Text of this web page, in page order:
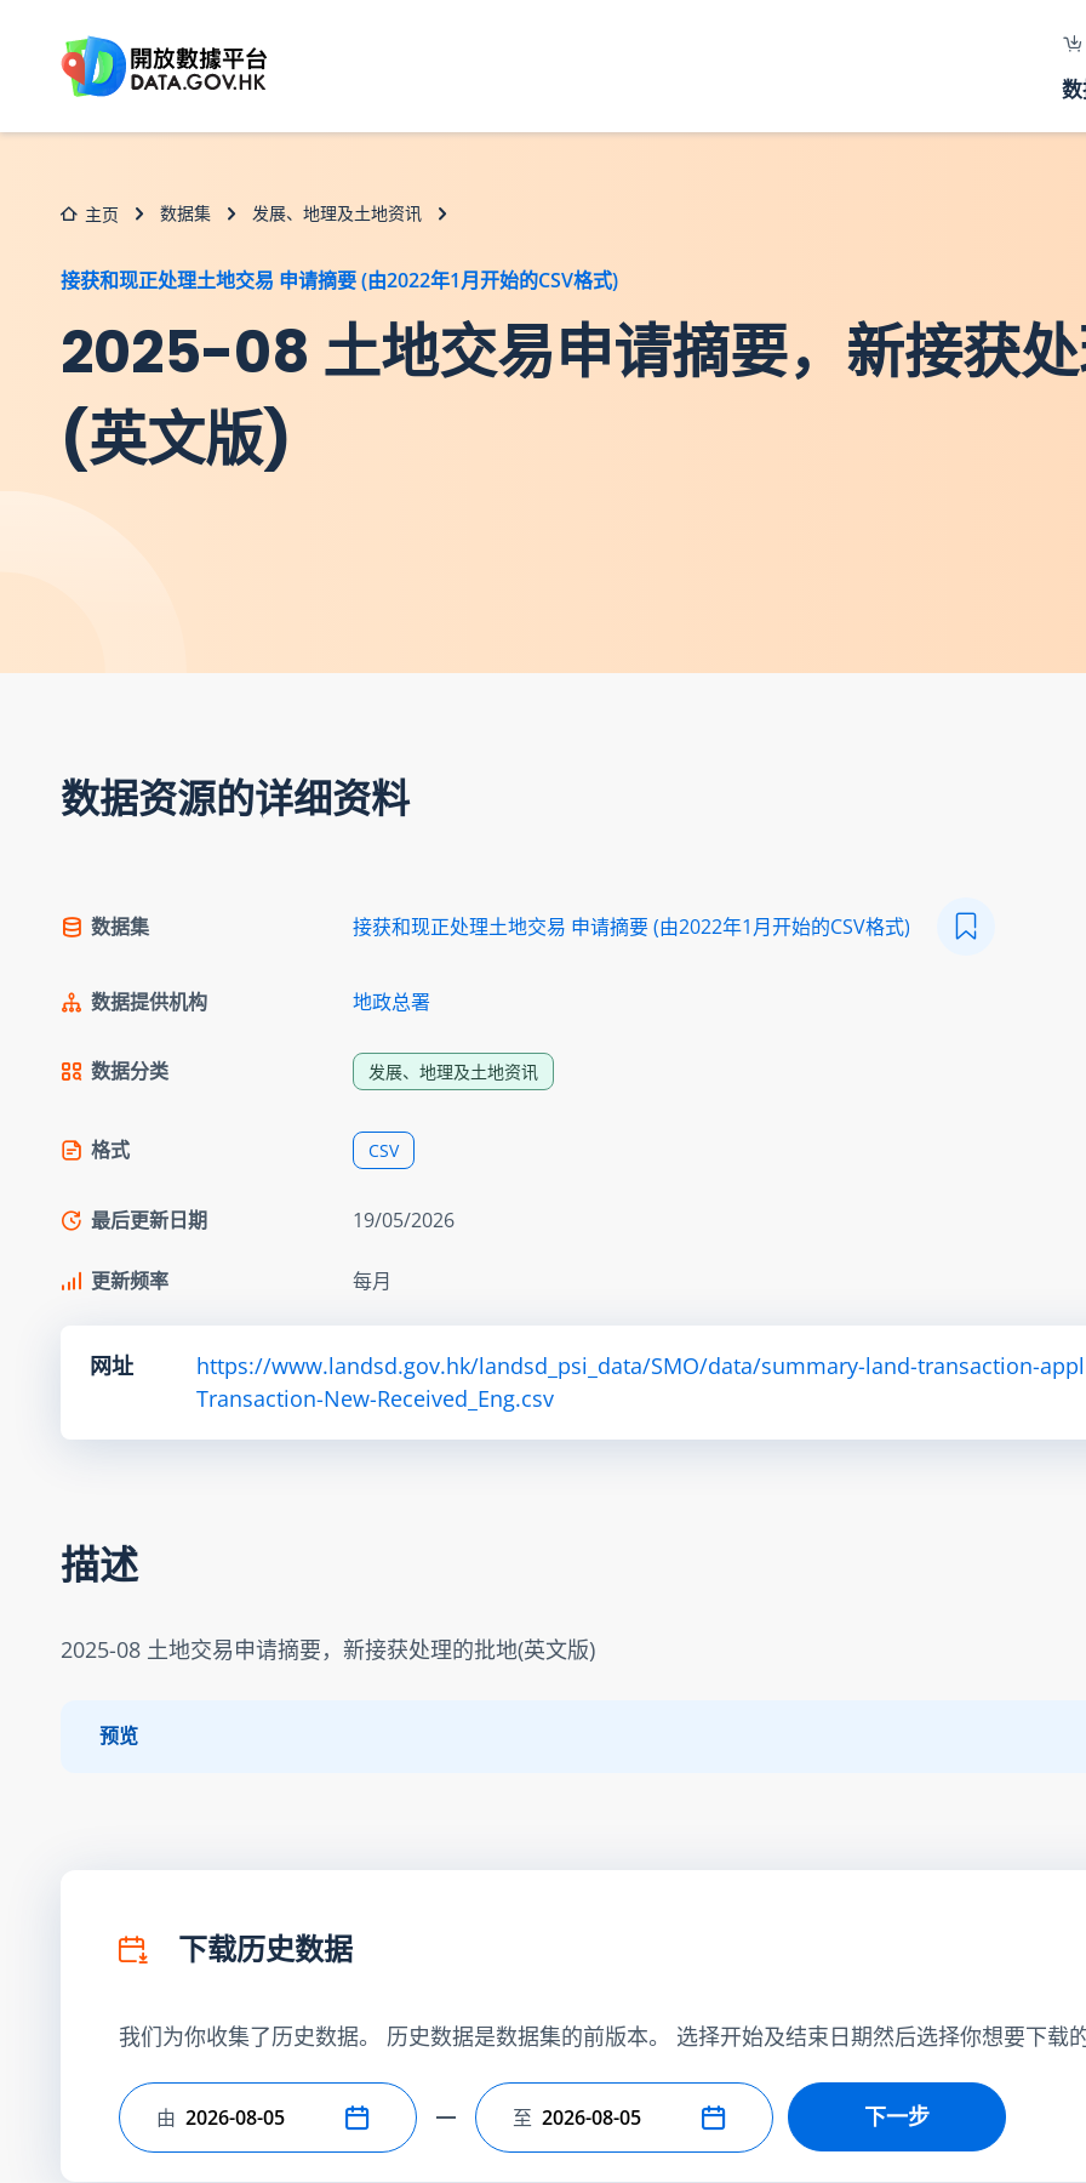
主页 数据集 发展、地理及土地资讯
接获和现正处理土地交易 申请摘要 (由2022年1月开始的CSV格式)
2025-08 土地交易申请摘要，新接获
(英文版)
数据资源的详细资料
数据集 接获和现正处理土地交易 申请摘要 (由2022年1月开始的CSV格式)
数据提供机构 地政总署
数据分类 发展、地理及土地资讯
格式 CSV
最后更新日期 19/05/2026
更新频率 每月
网址
https://www.landsd.gov.hk/landsd_psi_data/SMO/data/summary-land-transaction-
Transaction-New-Received_Eng.csv
描述
2025-08 土地交易申请摘要，新接获处理的批地(英文版)
预览
下载历史数据
我们为你收集了历史数据。 历史数据是数据集的前版本。 选择开始及结束日期然后选择你想要下载
选择开始日期
由 选择结束日期
至 下一步